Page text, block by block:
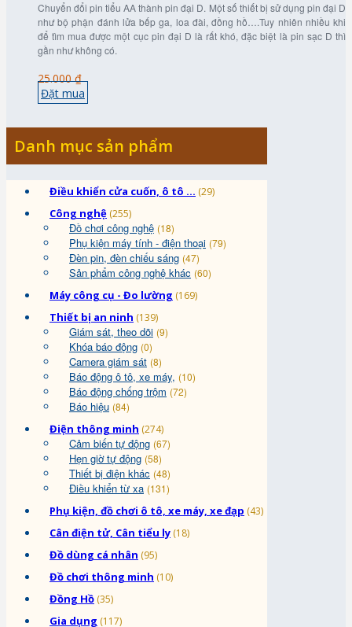
Chuyển đổi pin tiểu AA thành pin đại D. Một số thiết bị sử dụng pin đại D
như bộ phận đánh lửa bếp ga, loa đài, đồng hồ….Tuy nhiên nhiều khi
để tìm mua được một cục pin đại D là rất khó, đặc biệt là pin sạc D thì
gần như không có.
25.000 ₫
Đặt mua
Danh mục sản phẩm
Điều khiển cửa cuốn, ô tô ... (29)
Công nghệ (255)
Đồ chơi công nghệ (18)
Phụ kiện máy tính - điện thoại (79)
Đèn pin, đèn chiếu sáng (47)
Sản phẩm công nghệ khác (60)
Máy công cụ - Đo lường (169)
Thiết bị an ninh (139)
Giám sát, theo dõi (9)
Khóa báo động (0)
Camera giám sát (8)
Báo động ô tô, xe máy, (10)
Báo động chống trộm (72)
Báo hiệu (84)
Điện thông minh (274)
Cảm biến tự động (67)
Hẹn giờ tự động (58)
Thiết bị điện khác (48)
Điều khiển từ xa (131)
Phụ kiện, đồ chơi ô tô, xe máy, xe đạp (43)
Cân điện tử, Cân tiểu ly (18)
Đồ dùng cá nhân (95)
Đồ chơi thông minh (10)
Đồng Hồ (35)
Gia dụng (117)